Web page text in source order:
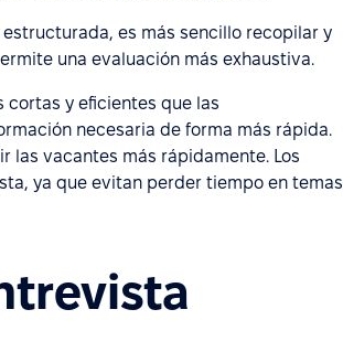
es más sencillo recopilar y
una evaluación más exhaustiva.
cortas y eficientes que las
necesaria de forma más rápida.
las vacantes más rápidamente. Los
ya que evitan perder tiempo en temas